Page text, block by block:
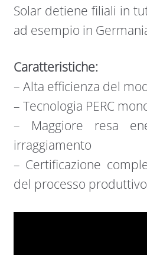
Solar detiene filiali in
ad esempio in
Caratteristiche:
– Alta efficienza del
– Tecnologia PERC
– Maggiore resa
irraggiamento
– Certificazione
del processo produttivo